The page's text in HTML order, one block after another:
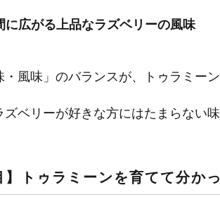
に広がる上品なラズベリーの風味
・風味」のバランスが、トゥラミー
ベリーが好きな方にはたまらない味
】トゥラミーンを育てて分か